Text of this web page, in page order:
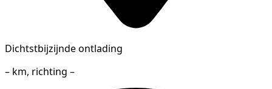
Dichtstbijzijnde ontlading
– km, richting –